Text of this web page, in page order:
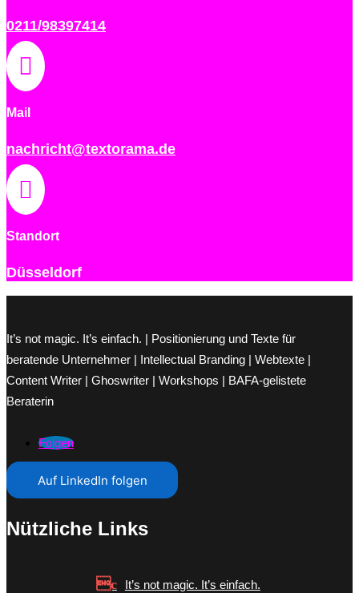
0211/98397414

Mail
nachricht@textorama.de

Standort
Düsseldorf
It’s not magic. It’s einfach. | Positionierung und Texte für
beratende Unternehmer | Intellectual Branding | Webtexte |
Content Writer | Ghoswriter | Workshops | BAFA-gelistete
Beraterin
Folgen
Auf LinkedIn folgen
Nützliche Links
It’s not magic. It’s einfach.